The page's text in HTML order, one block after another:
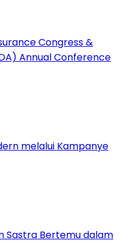
Congress &
Annual Conference
melalui Kampanye
Sastra Bertemu dalam